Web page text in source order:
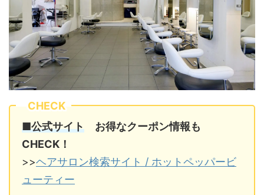
CHECK
■公式サイト
お得なクーポン情報も
CHECK！
>>ヘアサロン検索サイト / ホットペッパービ
ューティー